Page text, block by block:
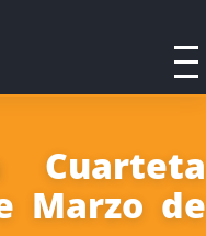
Cuarteta
Marzo de